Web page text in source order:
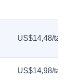
US$14,48/tahun
US$14,98/tahun